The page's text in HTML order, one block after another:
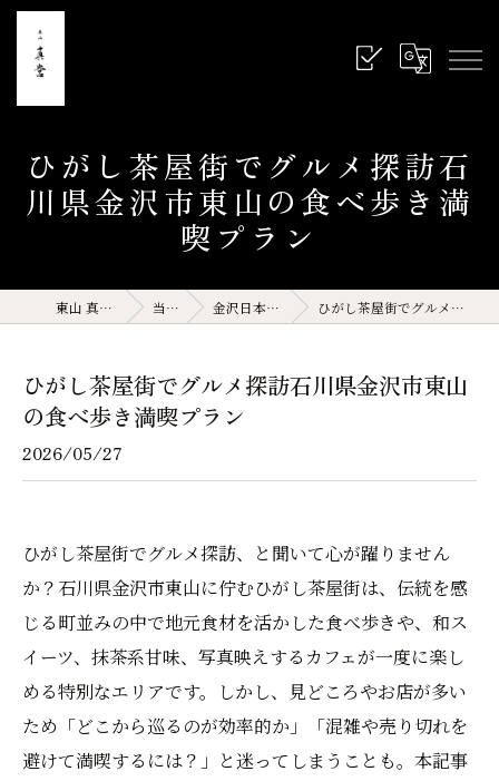
ひがし茶屋街でグルメ探訪石
川県金沢市東山の食べ歩き満
喫プラン
東山 真営 石川県 金沢 和食 当店の特徴 金沢日本料理(サイト運営記事) ひがし茶屋街でグルメ探訪石川県金沢市東山の食べ歩き満喫プラン
ひがし茶屋街でグルメ探訪石川県金沢市東山
の食べ歩き満喫プラン
2026/05/27
ひがし茶屋街でグルメ探訪、と聞いて心が躍りません
か？石川県金沢市東山に佇むひがし茶屋街は、伝統を感
じる町並みの中で地元食材を活かした食べ歩きや、和ス
イーツ、抹茶系甘味、写真映えするカフェが一度に楽し
める特別なエリアです。しかし、見どころやお店が多い
ため「どこから巡るのが効率的か」「混雑や売り切れを
避けて満喫するには？」と迷ってしまうことも。本記事